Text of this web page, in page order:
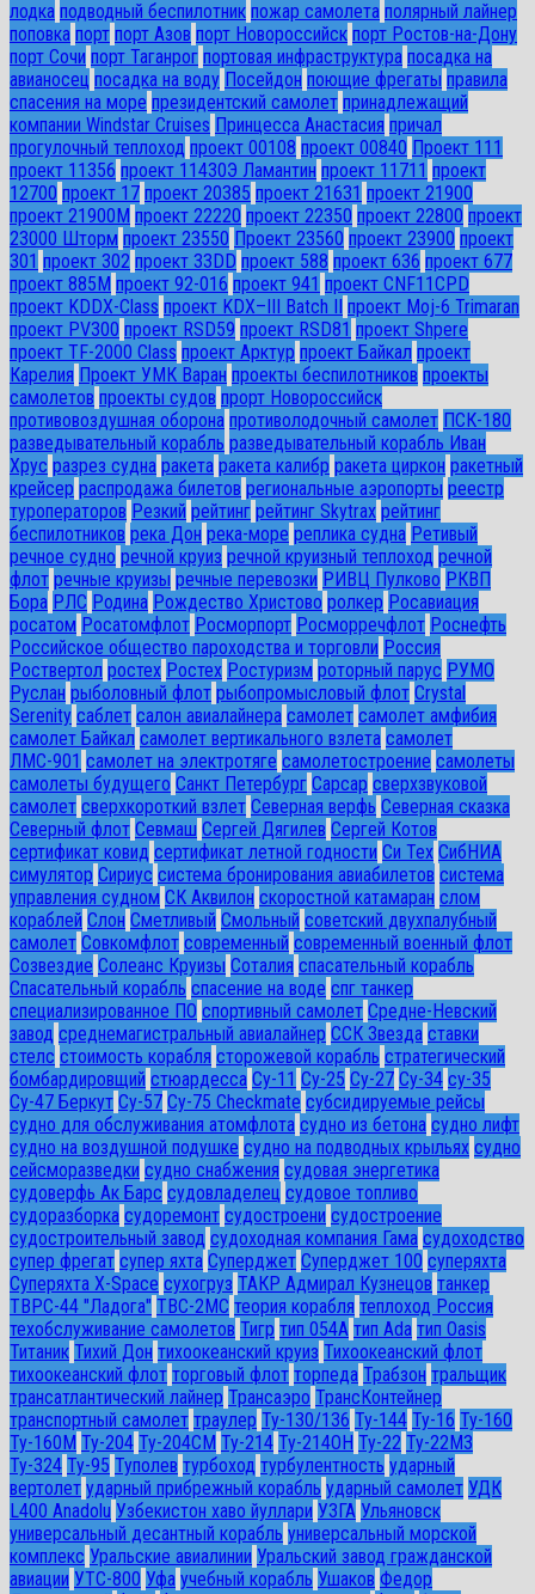
лодка подводный беспилотник пожар самолета полярный лайнер
поповка порт порт Азов порт Новороссийск порт Ростов-на-Дону
порт Сочи порт Таганрог портовая инфраструктура посадка на
авианосец посадка на воду Посейдон поющие фрегаты правила
спасения на море президентский самолет принадлежащий
компании Windstar Cruises Принцесса Анастасия причал
прогулочный теплоход проект 00108 проект 00840 Проект 111
проект 11356 проект 11430Э Ламантин проект 11711 проект
12700 проект 17 проект 20385 проект 21631 проект 21900
проект 21900М проект 22220 проект 22350 проект 22800 проект
23000 Шторм проект 23550 Проект 23560 проект 23900 проект
301 проект 302 проект 33DD проект 588 проект 636 проект 677
проект 885М проект 92-016 проект 941 проект CNF11CPD
проект KDDX-Class проект KDX–III Batch II
проект Moj-6 Trimaran
проект PV300 проект RSD59 проект RSD81 проект Shpere
проект TF-2000 Class проект Арктур проект Байкал проект
Карелия Проект УМК Варан проекты беспилотников проекты
самолетов проекты судов прорт Новороссийск
противовоздушная оборона противолодочный самолет ПСК-180
разведывательный корабль разведывательный корабль Иван
Хрус разрез судна ракета ракета калибр ракета циркон ракетный
крейсер распродажа билетов региональные аэропорты реестр
туроператоров Резкий рейтинг рейтинг Skytrax рейтинг
беспилотников река Дон река-море реплика судна Ретивый
речное судно речной круиз речной круизный теплоход речной
флот речные круизы речные перевозки РИВЦ Пулково РКВП
Бора РЛС Родина Рождество Христово ролкер Росавиация
росатом Росатомфлот Росморпорт Росморречфлот Роснефть
Российское общество пароходства и торговли Россия
Роствертол ростех Ростех Ростуризм роторный парус РУМО
Руслан рыболовный флот рыбопромысловый флот Сrystal
Serenity саблет салон авиалайнера самолет самолет амфибия
самолет Байкал самолет вертикального взлета самолет
ЛМС-901 самолет на электротяге самолетостроение самолеты
самолеты будущего Санкт Петербург Сарсар сверхзвуковой
самолет сверхкороткий взлет Северная верфь Северная сказка
Северный флот Севмаш Сергей Дягилев Сергей Котов
сертификат ковид сертификат летной годности Си Тех СибНИА
симулятор Сириус система бронирования авиабилетов система
управления судном СК Аквилон скоростной катамаран слом
кораблей Слон Сметливый Смольный советский двухпалубный
самолет Совкомфлот современный современный военный флот
Созвездие Солеанс Круизы Соталия спасательный корабль
Спасательный корабль спасение на воде спг танкер
специализированное ПО спортивный самолет Средне-Невский
завод среднемагистральный авиалайнер ССК Звезда ставки
стелс стоимость корабля сторожевой корабль стратегический
бомбардировщий стюардесса Су-11 Су-25 Су-27 Су-34 су-35
Су-47 Беркут Су-57 Су-75 Checkmate субсидируемые рейсы
судно для обслуживания атомфлота судно из бетона судно лифт
судно на воздушной подушке судно на подводных крыльях судно
сейсморазведки судно снабжения судовая энергетика
судоверфь Ак Барс судовладелец судовое топливо
судоразборка судоремонт судостроени судостроение
судостроительный завод судоходная компания Гама судоходство
супер фрегат супер яхта Суперджет Суперджет 100 суперяхта
Суперяхта X-Space сухогруз ТАКР Адмирал Кузнецов танкер
ТВРС-44 "Ладога" ТВС-2МС теория корабля теплоход Россия
техобслуживание самолетов Тигр тип 054А тип Ada тип Oasis
Титаник Тихий Дон тихоокеанский круиз Тихоокеанский флот
тихоокеанский флот торговый флот торпеда Трабзон тральщик
трансатлантический лайнер Трансаэро ТрансКонтейнер
транспортный самолет траулер Ту-130/136 Ту-144 Ту-16 Ту-160
Ту-160М Ту-204 Ту-204СМ Ту-214 Ту-214ОН Ту-22 Ту-22М3
Ту-324 Ту-95 Туполев турбоход турбулентность ударный
вертолет ударный прибрежный корабль ударный самолет УДК
L400 Anadolu Узбекистон хаво йуллари УЗГА Ульяновск
универсальный десантный корабль универсальный морской
комплекс Уральские авиалинии Уральский завод гражданской
авиации УТС-800 Уфа учебный корабль Ушаков Федор